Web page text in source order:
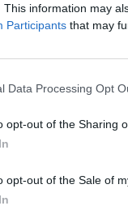
This information may
Participants that may
Data Processing Opt
opt-out of the Sharing
opt-out of the Sale of
tomba el pressupost a
el govern municipal